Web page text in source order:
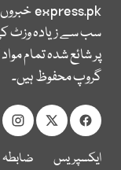
express.pk
سب سے زیادہ وزٹ
پر شائع شدہ تمام
گروپ محفوظ ہیں۔
ایکسپریس
ضابطہ